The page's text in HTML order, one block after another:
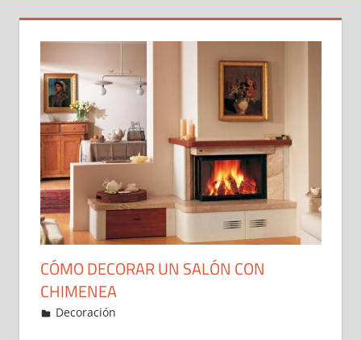
CÓMO DECORAR UN SALÓN CON
CHIMENEA
25 de December de 2021
ideas2021
Decoración